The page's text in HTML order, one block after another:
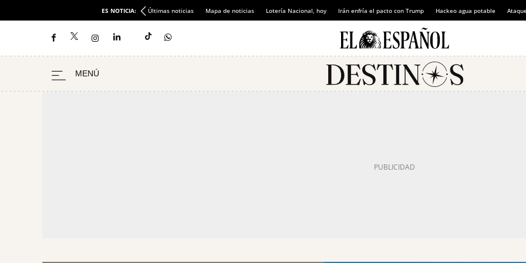
ES NOTICIA: Últimas noticias Mapa de noticias Lotería Nacional, hoy Irán enfría el pacto con Trump Hackeo agua potable